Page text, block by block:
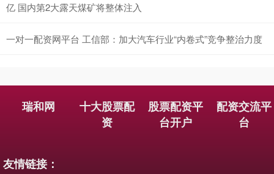
亿 国内第2大露天煤矿将整体注入
一对一配资网平台 工信部：加大汽车行业“内卷式”竞争整治力度
瑞和网
十大股票配
资
股票配资平
台开户
配资交流平
台
友情链接：